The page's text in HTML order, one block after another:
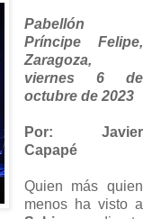
Pabellón
Príncipe Felipe,
Zaragoza,
viernes 6 de
octubre de 2023
Por: Javier
Capapé
Quien más quien
menos ha visto a